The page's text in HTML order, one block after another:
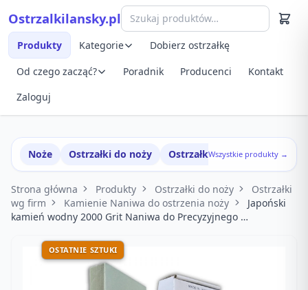
Ostrzalkilansky.pl
Produkty Kategorie
Dobierz ostrzałkę
Od czego zacząć?
Poradnik Producenci
Kontakt
Zaloguj
Noże Ostrzałki do noży Ostrzałki w zestawach
Wszystkie produkty →
Strona główna Produkty Ostrzałki do noży
Ostrzałki
wg firm
Kamienie Naniwa do ostrzenia noży
Japoński
kamień wodny 2000 Grit Naniwa do Precyzyjnego …
OSTATNIE SZTUKI
Szybki podgląd produktu